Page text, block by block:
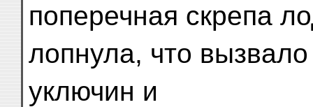
поперечная скрепа
лопнула, что
уключин и